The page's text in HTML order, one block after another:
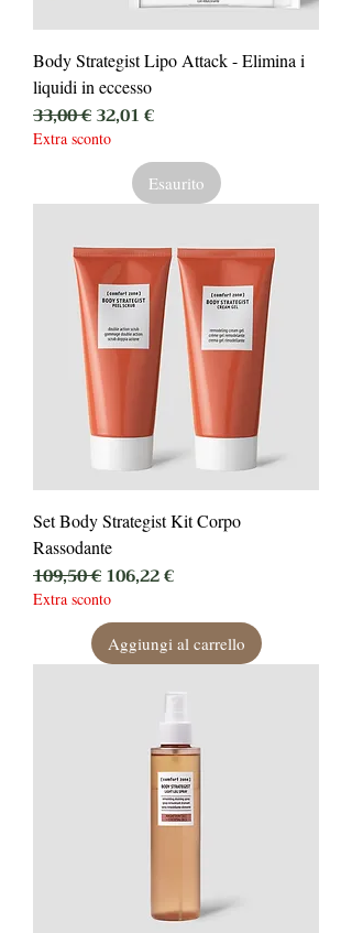
Body Strategist Lipo Attack - Elimina i
liquidi in eccesso
Prezzo regolare
33,00 €Prezzo scontato
32,01 €
Extra sconto
Esaurito
Set Body Strategist Kit Corpo
Rassodante
Prezzo regolare
109,50 €Prezzo scontato
106,22 €
Extra sconto
Aggiungi al carrello